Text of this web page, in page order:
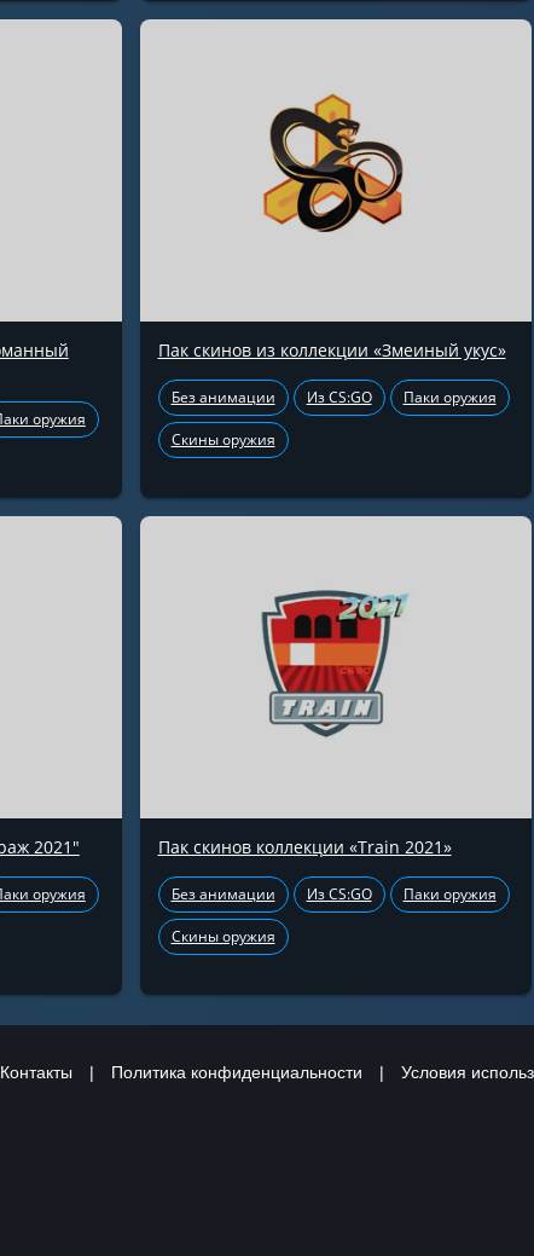
оружия
Пак скинов из коллекции «Змеиный укус»
Без анимации Из CS:GO Паки оружия
Скины оружия
2021"
оружия
Пак скинов коллекции «Train 2021»
Без анимации Из CS:GO Паки оружия
Скины оружия
Контакты | Политика конфиденциальности | Условия